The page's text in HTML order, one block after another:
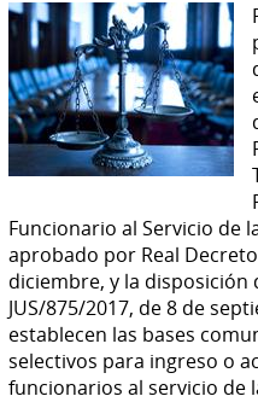
Funcionario al Servicio de
aprobado por Real
diciembre, y la disposición
JUS/875/2017, de 8 de
establecen las bases
selectivos para ingreso o
funcionarios al servicio de